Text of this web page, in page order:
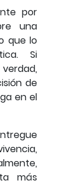
por
una
que lo
Si
de
en el
más